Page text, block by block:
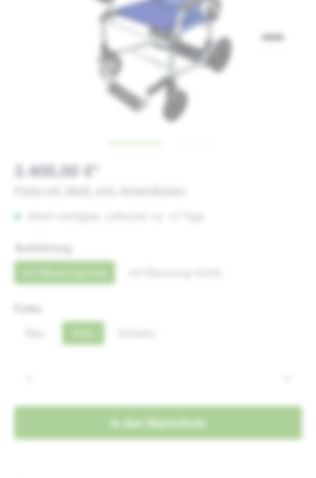
3.400,00 €*
Ausführung
In den Warenkorb